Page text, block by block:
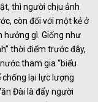
thì người chịu ảnh
còn đối với một kẻ ở
hưởng gì. Giống như
thời điểm trước đây,
tham gia “biểu
chống lại lực lượng
Đài là đẩy người